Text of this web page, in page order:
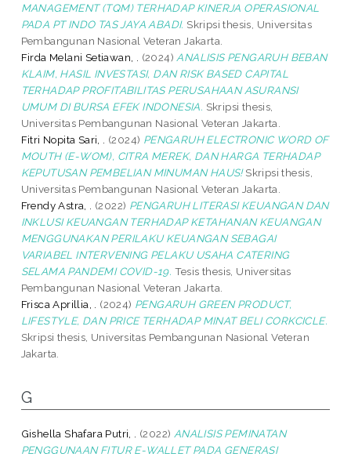
MANAGEMENT (TQM) TERHADAP KINERJA OPERASIONAL
PADA PT INDO TAS JAYA ABADI. Skripsi thesis, Universitas
Pembangunan Nasional Veteran Jakarta.
Firda Melani Setiawan, .
(2024) ANALISIS PENGARUH BEBAN
KLAIM, HASIL INVESTASI, DAN RISK BASED CAPITAL
TERHADAP PROFITABILITAS PERUSAHAAN ASURANSI
UMUM DI BURSA EFEK INDONESIA. Skripsi thesis,
Universitas Pembangunan Nasional Veteran Jakarta.
Fitri Nopita Sari, .
(2024) PENGARUH ELECTRONIC WORD OF
MOUTH (E-WOM), CITRA MEREK, DAN HARGA TERHADAP
KEPUTUSAN PEMBELIAN MINUMAN HAUS!Skripsi thesis,
Universitas Pembangunan Nasional Veteran Jakarta.
Frendy Astra, .
(2022) PENGARUH LITERASI KEUANGAN DAN
INKLUSI KEUANGAN TERHADAP KETAHANAN KEUANGAN
MENGGUNAKAN PERILAKU KEUANGAN SEBAGAI
VARIABEL INTERVENING PELAKU USAHA CATERING
SELAMA PANDEMI COVID-19. Tesis thesis, Universitas
Pembangunan Nasional Veteran Jakarta.
Frisca Aprillia, .
(2024) PENGARUH GREEN PRODUCT,
LIFESTYLE, DAN PRICE TERHADAP MINAT BELI CORKCICLE.
Skripsi thesis, Universitas Pembangunan Nasional Veteran
Jakarta.
G
Gishella Shafara Putri, . (2022) ANALISIS PEMINATAN
PENGGUNAAN FITUR E-WALLET PADA GENERASI